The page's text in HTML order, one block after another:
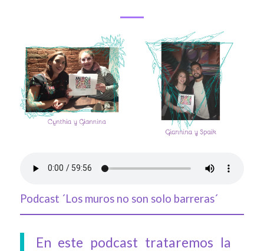
Podcast ´Los muros no son solo barreras´
En este podcast trataremos la